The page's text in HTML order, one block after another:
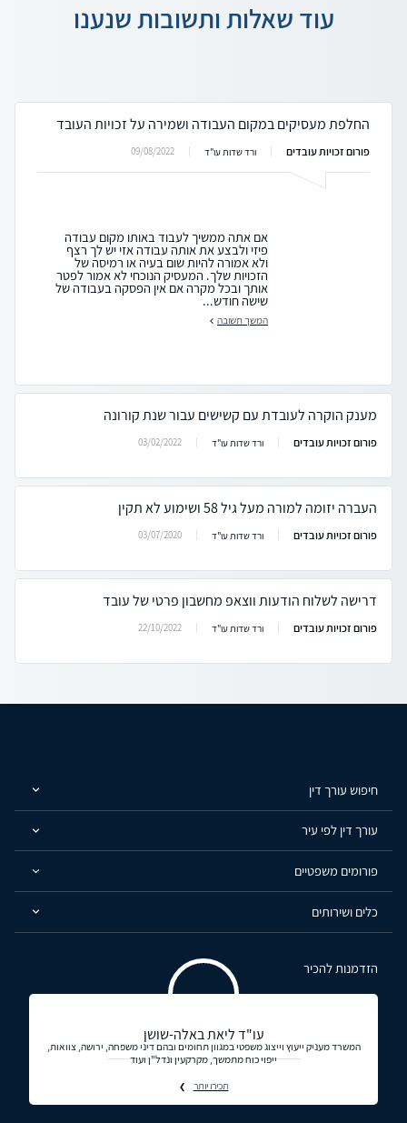
עוד שאלות ותשובות שנענו
החלפת מעסיקים במקום העבודה ושמירה על זכויות העובד
פורום זכויות עובדים ורד שדות עו"ד 09/08/2022
אם אתה ממשיך לעבוד באותו מקום עבודה
פיזי ולבצע את אותה עבודה אזי יש לך רצף
ולא אמורה להיות שום בעיה או רמיסה של
הזכויות שלך. המעסיק הנוכחי לא אמור לפטר
אותך ובכל מקרה אם אין הפסקה בעבודה של
שישה חודש...
המשך תשובה
מענק הוקרה לעובדת עם קשישים עבור שנת קורונה
פורום זכויות עובדים ורד שדות עו"ד 03/02/2022
העברה יזומה למורה מעל גיל 58 ושימוע לא תקין
פורום זכויות עובדים ורד שדות עו"ד 03/07/2020
דרישה לשלוח הודעות ווצאפ מחשבון פרטי של עובד
פורום זכויות עובדים ורד שדות עו"ד 22/10/2022
חיפוש עורך דין
עורך דין לפי עיר
פורומים משפטיים
כלים ושירותים
הזדמנות להכיר
עו"ד ליאת באלה-שושן
המשרד מעניק ייעוץ וייצוג משפטי במגוון תחומים ובהם דיני משפחה, ירושה, צוואות,
ייפוי כוח מתמשך, מקרקעין ונדל"ן ועוד
תכירו יותר